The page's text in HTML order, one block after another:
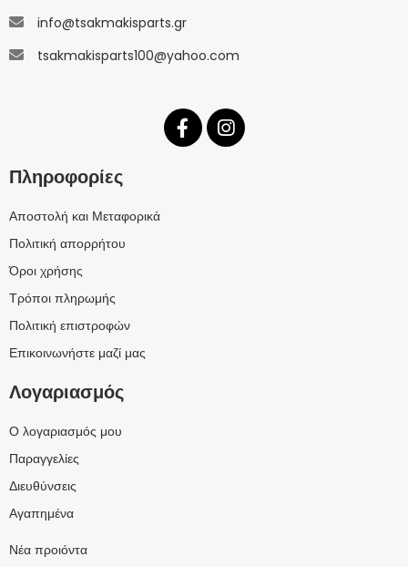
info@tsakmakisparts.gr
tsakmakisparts100@yahoo.com
Πληροφορίες
Αποστολή και Μεταφορικά
Πολιτική απορρήτου
Όροι χρήσης
Τρόποι πληρωμής
Πολιτική επιστροφών
Επικοινωνήστε μαζί μας
Λογαριασμός
Ο λογαριασμός μου
Παραγγελίες
Διευθύνσεις
Αγαπημένα
Νέα προιόντα